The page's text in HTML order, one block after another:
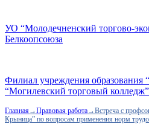
УО “Молодечненский торгово-
Белкоопсоюза
Филиал учреждения образования
“Могилевский торговый колледж”
Главная→Правовая работа→Встреча с
Крыница” по вопросам применения норм